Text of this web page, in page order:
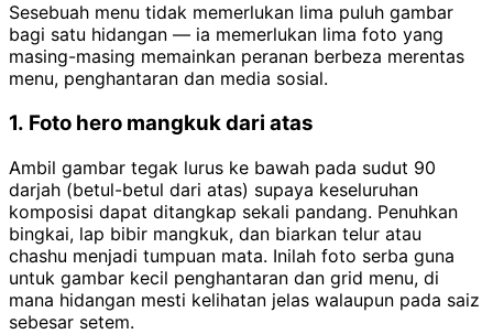
Sesebuah menu tidak memerlukan lima puluh gambar
bagi satu hidangan — ia memerlukan lima foto yang
masing-masing memainkan peranan berbeza merentas
menu, penghantaran dan media sosial.
1. Foto hero mangkuk dari atas
Ambil gambar tegak lurus ke bawah pada sudut 90
darjah (betul-betul dari atas) supaya keseluruhan
komposisi dapat ditangkap sekali pandang. Penuhkan
bingkai, lap bibir mangkuk, dan biarkan telur atau
chashu menjadi tumpuan mata. Inilah foto serba guna
untuk gambar kecil penghantaran dan grid menu, di
mana hidangan mesti kelihatan jelas walaupun pada saiz
sebesar setem.